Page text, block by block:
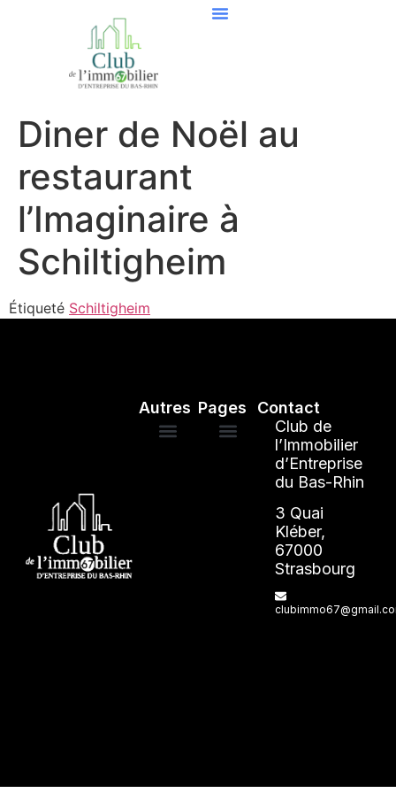
Diner de Noël au
restaurant
l’Imaginaire à
Schiltigheim
Étiqueté Schiltigheim
Pages
Autres
Contact
Club de
l’Immobilier
d’Entreprise
du Bas-Rhin
3 Quai
Kléber,
67000
Strasbourg